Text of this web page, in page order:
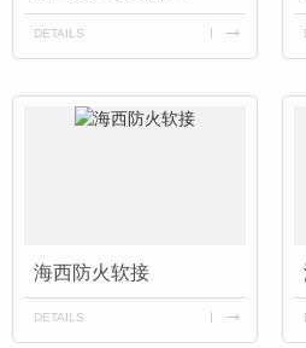
DETAILS
海西防火软接
DETAILS